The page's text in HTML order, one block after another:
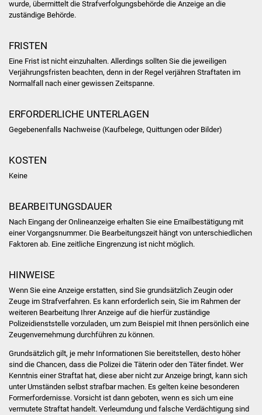
NETZMonitor
Ärzte und Apotheken
Pflege von Angehörigen
Hitzewarnung / UV-
Index
Kultur & Freizeit
Stadtfest
Ostermarkt
Einrichtungen
Hallenbad
Stadtbücherei
wurde, übermittelt die Strafverfolgungsbehörde die Anzeige an die
zuständige Behörde.
FRISTEN
Eine Frist ist nicht einzuhalten. Allerdings sollten Sie die jeweiligen
Verjährungsfristen beachten, denn in der Regel verjähren Straftaten im
Normalfall nach einer gewissen Zeitspanne.
ERFORDERLICHE UNTERLAGEN
Gegebenenfalls Nachweise (Kaufbelege, Quittungen oder Bilder)
KOSTEN
Keine
BEARBEITUNGSDAUER
Nach Eingang der Onlineanzeige erhalten Sie eine Emailbestätigung mit
einer Vorgangsnummer. Die Bearbeitungszeit hängt von unterschiedlichen
Faktoren ab. Eine zeitliche Eingrenzung ist nicht möglich.
HINWEISE
Wenn Sie eine Anzeige erstatten, sind Sie grundsätzlich Zeugin oder
Zeuge im Strafverfahren. Es kann erforderlich sein, Sie im Rahmen der
weiteren Bearbeitung Ihrer Anzeige auf die hierfür zuständige
Polizeidienststelle vorzuladen, um zum Beispiel mit Ihnen persönlich eine
Zeugenvernehmung durchführen zu können.
Grundsätzlich gilt, je mehr Informationen Sie bereitstellen, desto höher
sind die Chancen, dass die Polizei die Täterin oder den Täter findet. Wer
Kenntnis einer Straftat hat, diese aber nicht zur Anzeige bringt, kann sich
unter Umständen selbst strafbar machen. Es gelten keine besonderen
Formerfordernisse. Vorsicht ist dann geboten, wenn es sich um eine
vermutete Straftat handelt. Verleumdung und falsche Verdächtigung sind